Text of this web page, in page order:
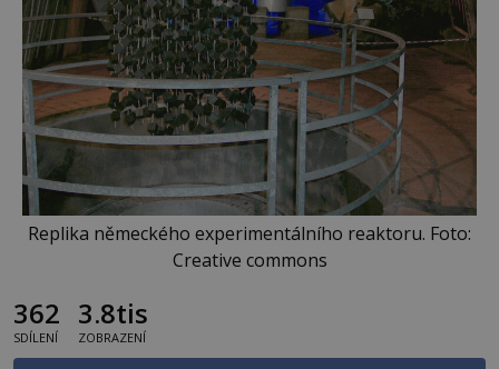
Replika německého experimentálního reaktoru. Foto:
Creative commons
362
SDÍLENÍ
3.8tis
ZOBRAZENÍ